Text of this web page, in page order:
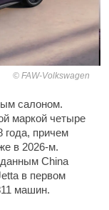
FAW-Volkswagen
салоном.
маркой четыре
года, причем
в 2026-м.
China
в первом
машин.